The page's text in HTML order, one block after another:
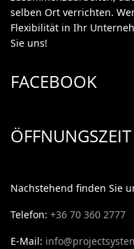
selben Ort verrichten.
Flexibilität in Ihr
Sie uns!
FACEBOOK
ÖFFNUNGSZEIT
Nachstehend finden Sie
Telefon: +36 70 360 2777
E-Mail: